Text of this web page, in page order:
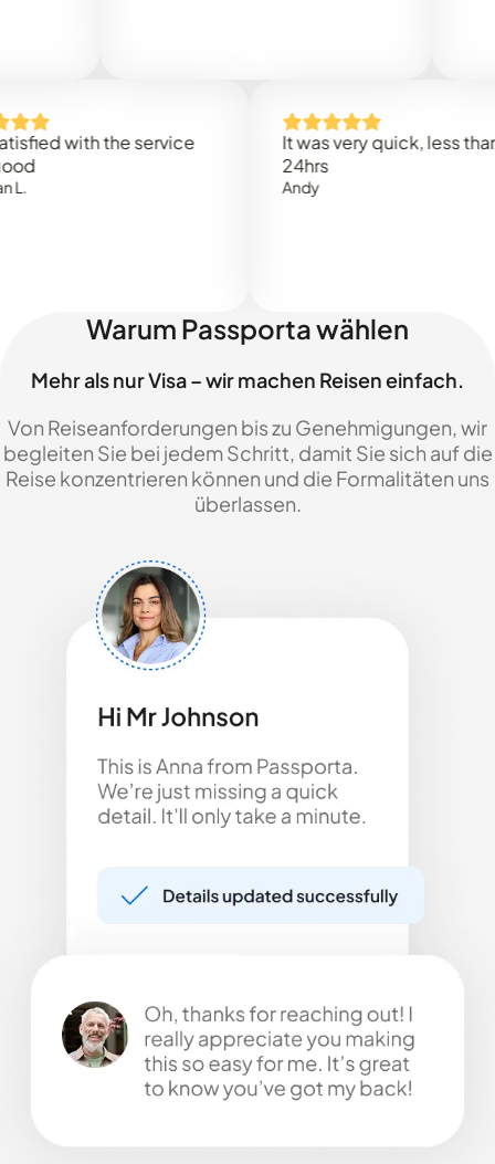
with the service
It was very quick, less than
Warum Passporta wählen
Mehr als nur Visa – wir machen Reisen einfach.
Von Reiseanforderungen bis zu Genehmigungen, wir
begleiten Sie bei jedem Schritt, damit Sie sich auf die
Reise konzentrieren können und die Formalitäten uns
überlassen.